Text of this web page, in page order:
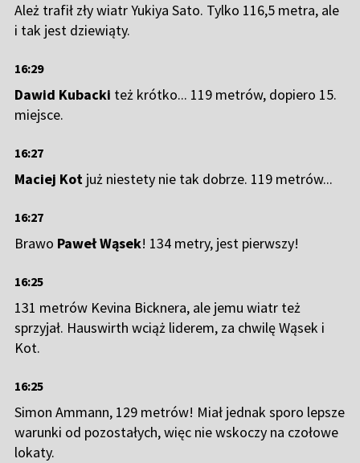
Ależ trafił zły wiatr Yukiya Sato. Tylko 116,5 metra, ale
i tak jest dziewiąty.
16:29
Dawid Kubacki też krótko... 119 metrów, dopiero 15.
miejsce.
16:27
Maciej Kot już niestety nie tak dobrze. 119 metrów...
16:27
Brawo Paweł Wąsek! 134 metry, jest pierwszy!
16:25
131 metrów Kevina Bicknera, ale jemu wiatr też
sprzyjał. Hauswirth wciąż liderem, za chwilę Wąsek i
Kot.
16:25
Simon Ammann, 129 metrów! Miał jednak sporo lepsze
warunki od pozostałych, więc nie wskoczy na czołowe
lokaty.